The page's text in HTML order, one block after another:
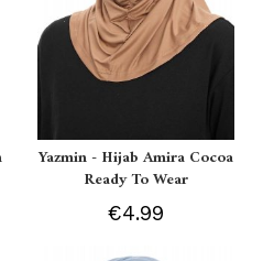
Yazmin - Hijab Amira Cocoa
Ready To Wear
€4.99